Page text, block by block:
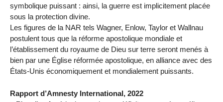
symbolique puissant : ainsi, la guerre est implicitement placée
sous la protection divine.
Les figures de la NAR tels Wagner, Enlow, Taylor et Wallnau
postulent tous que la réforme apostolique mondiale et
l’établissement du royaume de Dieu sur terre seront menés à
bien par une Église réformée apostolique, en alliance avec des
États-Unis économiquement et mondialement puissants.
Rapport d’Amnesty International, 2022